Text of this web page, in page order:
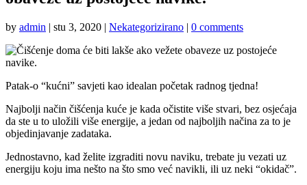
by admin | stu 3, 2020 | Nekategorizirano | 0 comments
Patak-o “kućni” savjeti kao idealan početak radnog tjedna!
Najbolji način čišćenja kuće je kada očistite više stvari, bez osjećaja
da ste u to uložili više energije, a jedan od najboljih načina za to je
objedinjavanje zadataka.
Jednostavno, kad želite izgraditi novu naviku, trebate ju vezati uz
energiju koju ima nešto na što smo već navikli, ili uz neki “okidač”.